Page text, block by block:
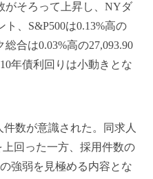
がそろって上昇し、NYダ
ト、S&P500は0.13%高の
合は0.03%高の27,093.90
年債利回りは小動きとな
件数が意識された。同求人
回った一方、採用件数の
強弱を見極める内容とな